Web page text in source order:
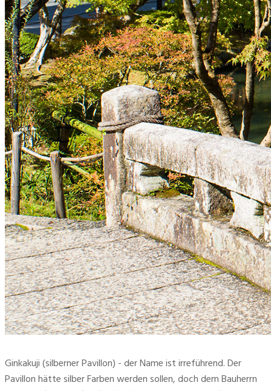
Ginkakuji (silberner Pavillon) - der Name ist irreführend. Der
Pavillon hätte silber Farben werden sollen, doch dem Bauherrn